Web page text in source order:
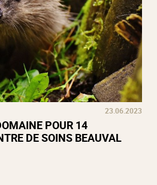
23.06.2023
POUR 14
DE SOINS BEAUVAL